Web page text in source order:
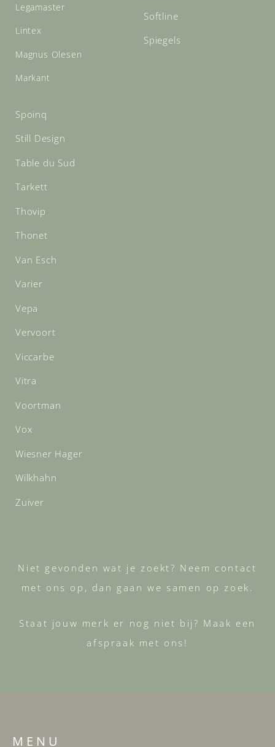
Legamaster
Lintex
Magnus Olesen
Markant
Softline
Spiegels
Spoinq
Still Design
Table du Sud
Tarkett
Thovip
Thonet
Van Esch
Varier
Vepa
Vervoort
Viccarbe
Vitra
Voortman
Vox
Wiesner Hager
Wilkhahn
Zuiver
Niet gevonden wat je zoekt? Neem contact
met ons op, dan gaan we samen op zoek.
Staat jouw merk er nog niet bij? Maak een
afspraak met ons!
M E N U